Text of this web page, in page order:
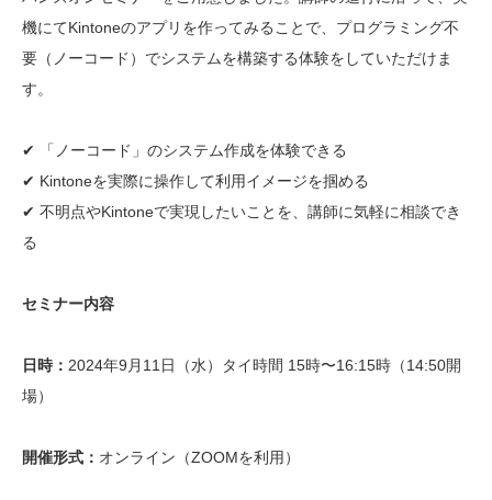
機にてKintoneのアプリを作ってみることで、プログラミング不
要（ノーコード）でシステムを構築する体験をしていただけま
す。
✔︎ 「ノーコード」のシステム作成を体験できる
✔︎ Kintoneを実際に操作して利用イメージを掴める
✔︎ 不明点やKintoneで実現したいことを、講師に気軽に相談でき
る
セミナー内容
日時： 2024年9月11日（水）タイ時間 15時〜16:15時（14:50開
場）
開催形式： オンライン（ZOOMを利用）